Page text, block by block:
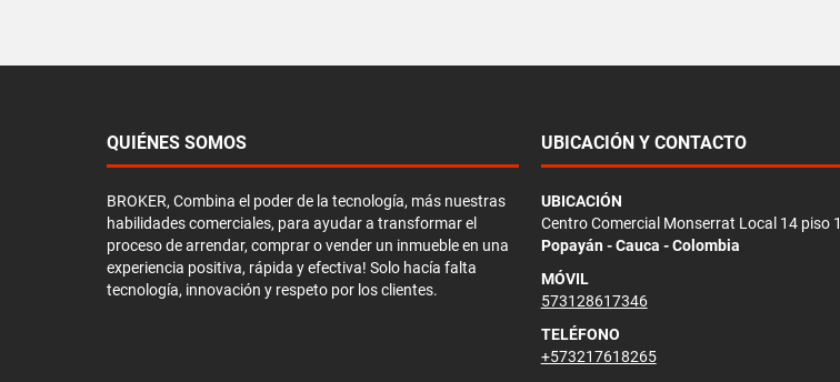
QUIÉNES SOMOS
BROKER, Combina el poder de la tecnología, más nuestras
habilidades comerciales, para ayudar a transformar el
proceso de arrendar, comprar o vender un inmueble en una
experiencia positiva, rápida y efectiva! Solo hacía falta
tecnología, innovación y respeto por los clientes.
UBICACIÓN Y CONTACTO
UBICACIÓN
Centro Comercial Monserrat Local 14 piso 1
Popayán - Cauca - Colombia
MÓVIL
573128617346
TELÉFONO
+573217618265